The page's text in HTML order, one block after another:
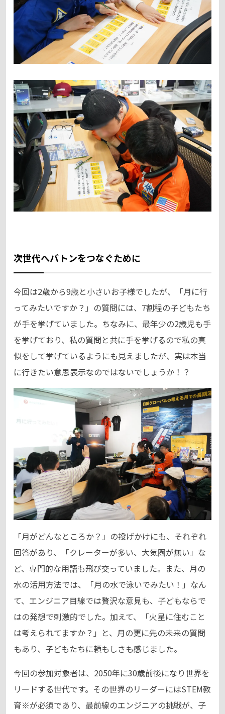
次世代へバトンをつなぐために
今回は2歳から9歳と小さいお子様でしたが、「月に行
ってみたいですか？」の質問には、7割程の子どもたち
が手を挙げていました。ちなみに、最年少の2歳児も手
を挙げており、私の質問と共に手を挙げるので私の真
似をして挙げているようにも見えましたが、実は本当
に行きたい意思表示なのではないでしょうか！？
「月がどんなところか？」の投げかけにも、それぞれ
回答があり、「クレーターが多い、大気圏が無い」な
ど、専門的な用語も飛び交っていました。また、月の
水の活用方法では、「月の水で泳いでみたい！」なん
て、エンジニア目線では贅沢な意見も、子どもならで
はの発想で刺激的でした。加えて、「火星に住むこと
は考えられてますか？」と、月の更に先の未来の質問
もあり、子どもたちに頼もしさも感じました。
今回の参加対象者は、2050年に30歳前後になり世界を
リードする世代です。その世界のリーダーにはSTEM教
育※が必須であり、最前線のエンジニアの挑戦が、子